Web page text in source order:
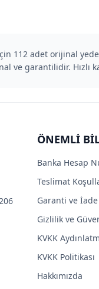
112 adet orijinal
ve garantilidir. Hızlı
ÖNEMLİ
Banka Hesap
Teslimat
Garanti ve İade
Gizlilik ve
KVKK
KVKK Politikası
Hakkımızda